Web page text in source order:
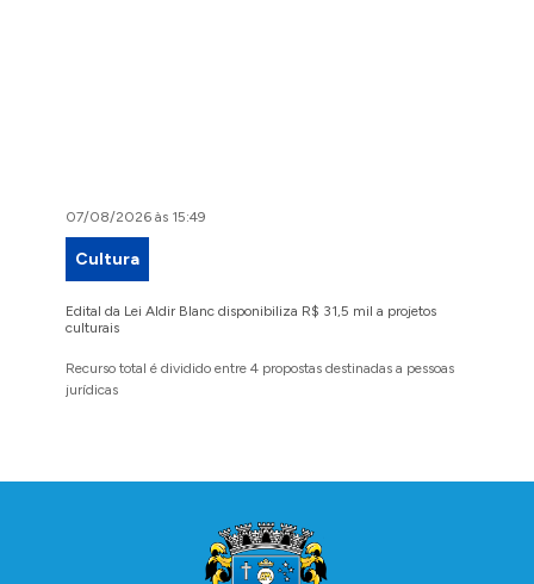
07/08/2026 às 15:49
Cultura
Edital da Lei Aldir Blanc disponibiliza R$ 31,5 mil a projetos
culturais
Recurso total é dividido entre 4 propostas destinadas a pessoas
jurídicas